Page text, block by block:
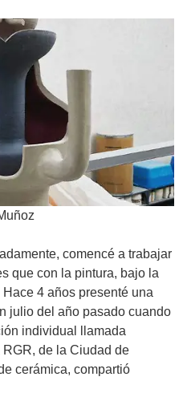
comencé a trabajar
que con la pintura, bajo la
4 años presenté una
julio del año pasado cuando
individual llamada
RGR, de la Ciudad de
cerámica, compartió